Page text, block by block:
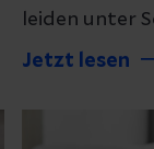
leiden unter
Jetzt lesen